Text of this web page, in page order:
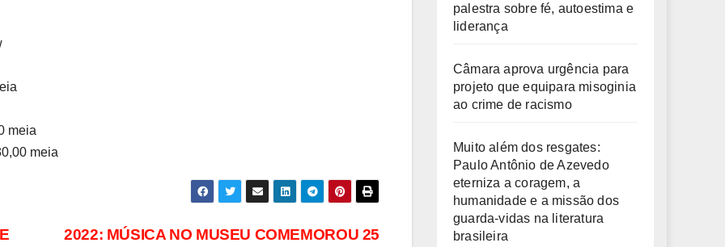
meia
meia
2022: MÚSICA NO MUSEU COMEMOROU 25
palestra sobre fé, autoestima e
liderança
Câmara aprova urgência para
projeto que equipara misoginia
ao crime de racismo
Muito além dos resgates:
Paulo Antônio de Azevedo
eterniza a coragem, a
humanidade e a missão dos
guarda-vidas na literatura
brasileira